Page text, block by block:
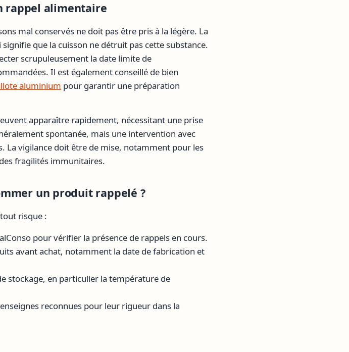
rappel alimentaire
mal conservés ne doit pas être pris à la légère. La
que la cuisson ne détruit pas cette substance.
scrupuleusement la date limite de
Il est également conseillé de bien
aluminium pour garantir une préparation
apparaître rapidement, nécessitant une prise
spontanée, mais une intervention avec
La vigilance doit être de mise, notamment pour les
fragilités immunitaires.
un produit rappelé ?
risque :
pour vérifier la présence de rappels en cours.
avant achat, notamment la date de fabrication et
stockage, en particulier la température de
reconnues pour leur rigueur dans la